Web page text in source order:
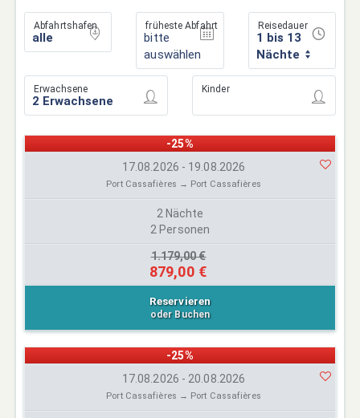
Abfahrtshafen früheste Abfahrt
bitte
auswählen
Reisedauer
1 bis 13
Nächte
Erwachsene Kinder
-25%
17.08.2026 - 19.08.2026
Port Cassafières → Port Cassafières
2 Nächte
2 Personen
1.179,00 €
879,00 €
Reservieren
oder Buchen
-25%
17.08.2026 - 20.08.2026
Port Cassafières → Port Cassafières